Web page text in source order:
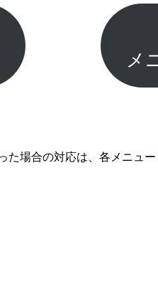
メ
場合の対応は、各メニュ